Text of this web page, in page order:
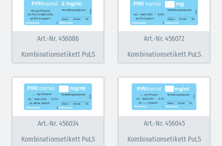
Art.-Nr. 456086
Kombinationsetikett PuLS
Art.-Nr. 456072
Kombinationsetikett PuLS
Art.-Nr. 456034
Kombinationsetikett PuLS
Art.-Nr. 456045
Kombinationsetikett PuLS